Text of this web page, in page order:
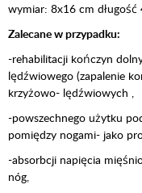
wymiar: 8x16 cm długość
Zalecane w przypadku:
-rehabilitacji kończyn
lędźwiowego (zapalenie
krzyżowo- lędźwiowych ,
-powszechnego użytku
pomiędzy nogami- jako
-absorbcji napięcia
nóg,